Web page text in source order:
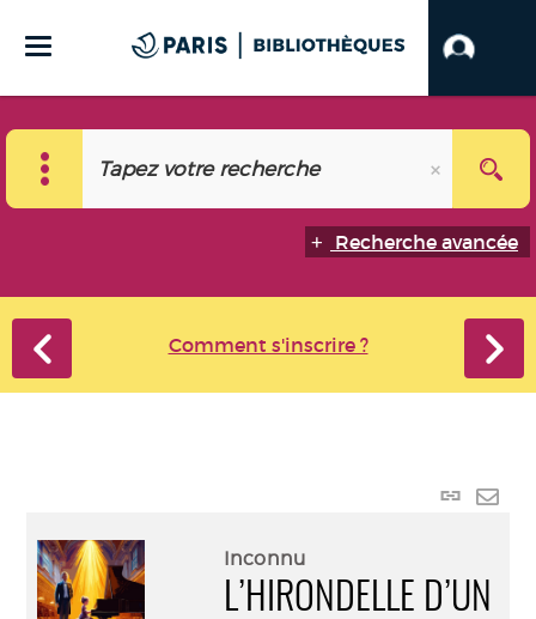
Recherche avancée
Comment s'inscrire ?
Lien
mail
Inconnu
L’HIRONDELLE D’UN